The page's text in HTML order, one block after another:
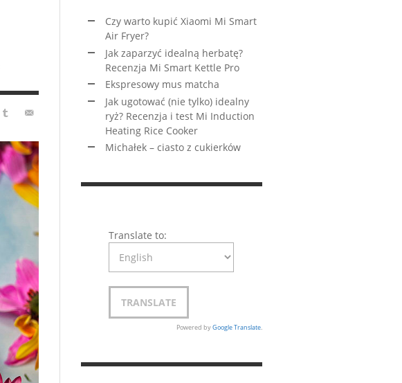
Czy warto kupić Xiaomi Mi Smart
Air Fryer?
Jak zaparzyć idealną herbatę?
Recenzja Mi Smart Kettle Pro
Ekspresowy mus matcha
Jak ugotować (nie tylko) idealny
ryż? Recenzja i test Mi Induction
Heating Rice Cooker
Michałek – ciasto z cukierków
Translate to:
Powered byGoogle Translate.